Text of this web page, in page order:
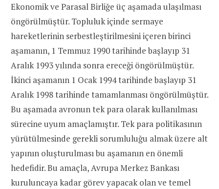
Ekonomik ve Parasal Birliğe üç aşamada ulaşılması
öngörülmüştür. Topluluk içinde sermaye
hareketlerinin serbestleştirilmesini içeren birinci
aşamanın, 1 Temmuz 1990 tarihinde başlayıp 31
Aralık 1993 yılında sonra ereceği öngörülmüştür.
İkinci aşamanın 1 Ocak 1994 tarihinde başlayıp 31
Aralık 1998 tarihinde tamamlanması öngörülmüştür.
Bu aşamada avronun tek para olarak kullanılması
sürecine uyum amaçlamıştır. Tek para politikasının
yürütülmesinde gerekli sorumluluğu almak üzere alt
yapının oluşturulması bu aşamanın en önemli
hedefidir. Bu amaçla, Avrupa Merkez Bankası
kuruluncaya kadar görev yapacak olan ve temel